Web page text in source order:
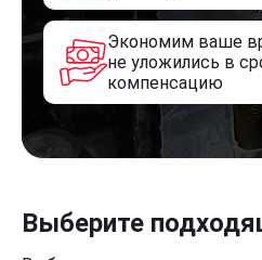
Экономим ваше
не уложились в
компенсацию
Выберите